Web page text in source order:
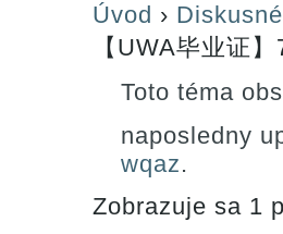
Úvod ›
【UWA毕业证
Toto téma
naposledny
wqaz.
Zobrazuje sa 1